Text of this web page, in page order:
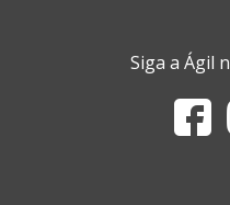
Siga a Ágil